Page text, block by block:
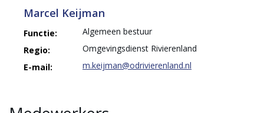
Marcel Keijman
Functie:
Algemeen bestuur
Regio:
Omgevingsdienst Rivierenland
E-mail:
m.keijman@odrivierenland.nl